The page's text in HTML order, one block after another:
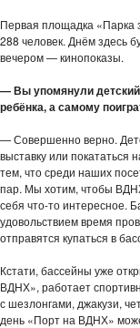
Первая площадка «Парка
288 человек. Днём здесь
вечером — кинопоказы.
— Вы упомянули детский
ребёнка, а самому
— Совершенно верно.
выставку или покататься
тем, что среди наших
пар. Мы хотим, чтобы
себя что-то интересное.
удовольствием время
отправятся купаться в
Кстати, бассейны уже
ВДНХ», работает
с шезлонгами, джакузи,
день «Порт на ВДНХ»